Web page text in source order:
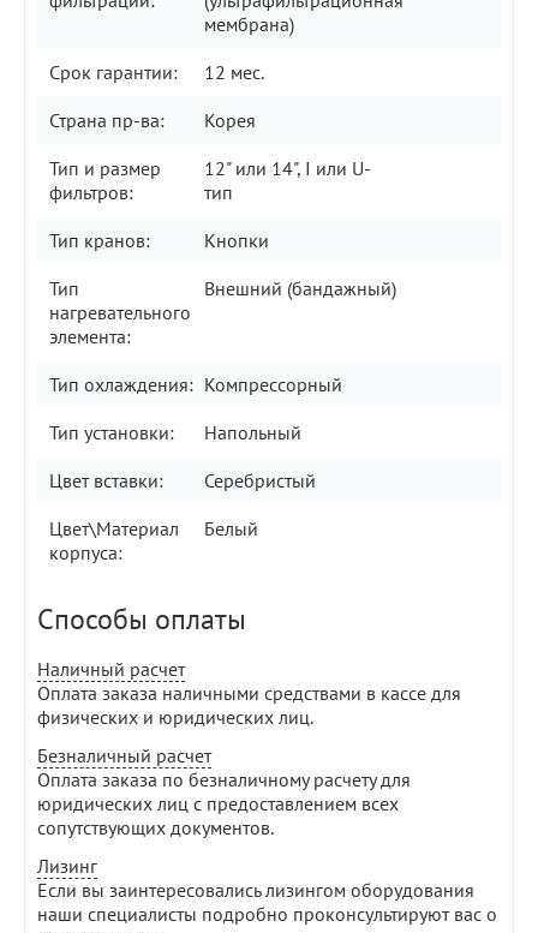
мембрана)
Срок гарантии:
12 мес.
Страна пр-ва:
Корея
Тип и размер
фильтров:
12" или 14", I или U-
тип
Тип кранов:
Кнопки
Тип
нагревательного
элемента:
Внешний (бандажный)
Тип охлаждения: Компрессорный
Тип установки:
Напольный
Цвет вставки:
Серебристый
Цвет\Материал
корпуса:
Белый
Способы оплаты
Наличный расчет
Оплата заказа наличными средствами в кассе для
физических и юридических лиц.
Безналичный расчет
Оплата заказа по безналичному расчету для
юридических лиц с предоставлением всех
сопутствующих документов.
Лизинг
Если вы заинтересовались лизингом оборудования
наши специалисты подробно проконсультируют вас о